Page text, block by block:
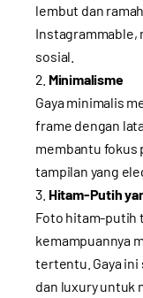
lembut dan
Instagrammable,
sosial.
Minimalisme
Gaya minimalis
frame dengan
membantu fokus
tampilan yang
Hitam-Putih
Foto hitam-putih
kemampuannya
tertentu. Gaya
dan luxury untuk